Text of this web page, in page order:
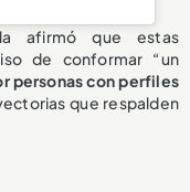
afirmó que estas
de conformar “un
personas con perfiles
que respalden